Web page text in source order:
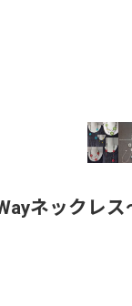
ネックレ